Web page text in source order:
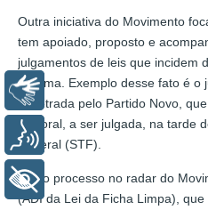
Outra iniciativa do Movimento
tem apoiado, proposto e
julgamentos de leis que incidem
sistema. Exemplo desse fato é o
impetrada pelo Partido Novo,
eleitoral, a ser julgada, na tarde
Federal (STF).
Outro processo no radar do
(ADI da Lei da Ficha Limpa),
Libras
Voz
+ Acessibilidade